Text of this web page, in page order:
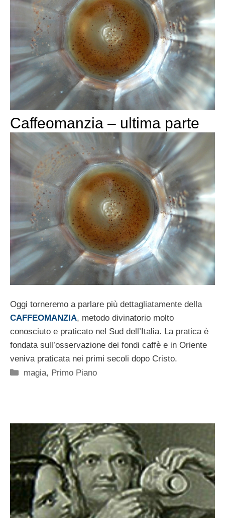
Caffeomanzia – ultima parte
Oggi torneremo a parlare più dettagliatamente della
CAFFEOMANZIA, metodo divinatorio molto
conosciuto e praticato nel Sud dell’Italia. La pratica è
fondata sull’osservazione dei fondi caffè e in Oriente
veniva praticata nei primi secoli dopo Cristo.
Categorie
magia, Primo Piano